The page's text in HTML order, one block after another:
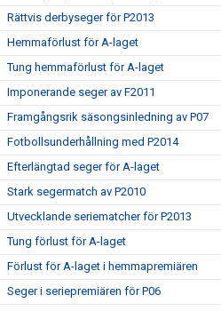
Rättvis derbyseger för P2013
Hemmaförlust för A-laget
Tung hemmaförlust för A-laget
Imponerande seger av F2011
Framgångsrik säsongsinledning av P07
Fotbollsunderhållning med P2014
Efterlängtad seger för A-laget
Stark segermatch av P2010
Utvecklande seriematcher för P2013
Tung förlust för A-laget
Förlust för A-laget i hemmapremiären
Seger i seriepremiären för P06